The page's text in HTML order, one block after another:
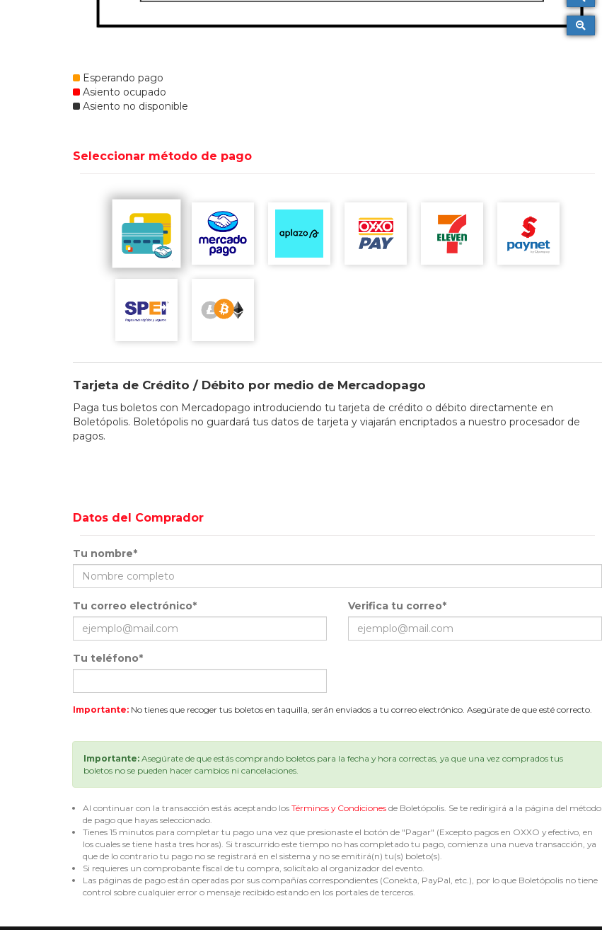
Esperando pago
Asiento ocupado
Asiento no disponible
Seleccionar método de pago
Tarjeta de Crédito / Débito por medio de Mercadopago
Paga tus boletos con Mercadopago introduciendo tu tarjeta de crédito o débito directamente en
Boletópolis. Boletópolis no guardará tus datos de tarjeta y viajarán encriptados a nuestro procesador de
pagos.
Datos del Comprador
Tu nombre*
Tu correo electrónico* Verifica tu correo*
Tu teléfono*
Importante: No tienes que recoger tus boletos en taquilla, serán enviados a tu correo electrónico. Asegúrate de que esté correcto.
Importante: Asegúrate de que estás comprando boletos para la fecha y hora correctas, ya que una vez comprados tus
boletos no se pueden hacer cambios ni cancelaciones.
Al continuar con la transacción estás aceptando los Términos y Condiciones de Boletópolis. Se te redirigirá a la página del método
de pago que hayas seleccionado.
Tienes 15 minutos para completar tu pago una vez que presionaste el botón de "Pagar" (Excepto pagos en OXXO y efectivo, en
los cuales se tiene hasta tres horas). Si trascurrido este tiempo no has completado tu pago, comienza una nueva transacción, ya
que de lo contrario tu pago no se registrará en el sistema y no se emitirá(n) tu(s) boleto(s).
Si requieres un comprobante fiscal de tu compra, solicítalo al organizador del evento.
Las páginas de pago están operadas por sus compañías correspondientes (Conekta, PayPal, etc.), por lo que Boletópolis no tiene
control sobre cualquier error o mensaje recibido estando en los portales de terceros.